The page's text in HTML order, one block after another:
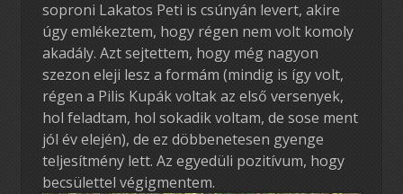
soproni Lakatos Peti is csúnyán levert, akire
úgy emlékeztem, hogy régen nem volt komoly
akadály. Azt sejtettem, hogy még nagyon
szezon eleji lesz a formám (mindig is így volt,
régen a Pilis Kupák voltak az első versenyek,
hol feladtam, hol sokadik voltam, de sose ment
jól év elején), de ez döbbenetesen gyenge
teljesítmény lett. Az egyedüli pozitívum, hogy
becsülettel végigmentem.